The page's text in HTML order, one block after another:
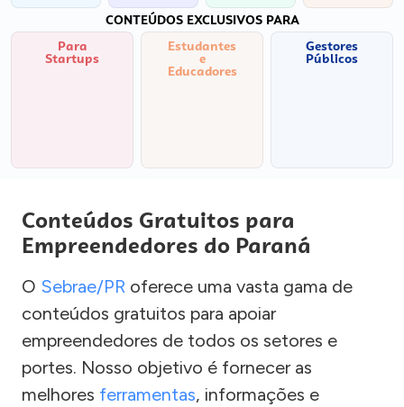
CONTEÚDOS EXCLUSIVOS PARA
Para
Startups
Estudantes
e
Educadores
Gestores
Públicos
Conteúdos Gratuitos para
Empreendedores do Paraná
O Sebrae/PR oferece uma vasta gama de
conteúdos gratuitos para apoiar
empreendedores de todos os setores e
portes. Nosso objetivo é fornecer as
melhores ferramentas, informações e